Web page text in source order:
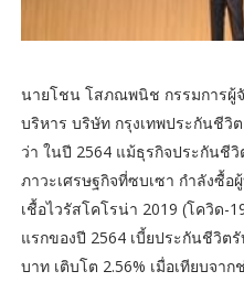
นายโชน โสภณพนิช กรรมการผู้
บริหาร บริษัท กรุงเทพประกันชีวิ
ว่า ในปี 2564 แม้ธุรกิจประกันชี
ภาวะเศรษฐกิจที่ซบเซา กำลังซื้อ
เชื้อไวรัสโคโรน่า 2019 (โควิด-
แรกของปี 2564 เบี้ยประกันชีวิต
บาท เติบโต 2.56% เมื่อเทียบจา